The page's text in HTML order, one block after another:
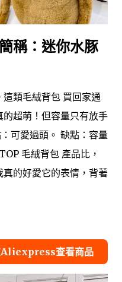
稱：迷你水豚
類毛絨背包 買回家通
超萌！但容量只有放手
可愛過頭。 缺點：容量
毛絨背包 產品比，
的好愛它的表情，背著
查看商品